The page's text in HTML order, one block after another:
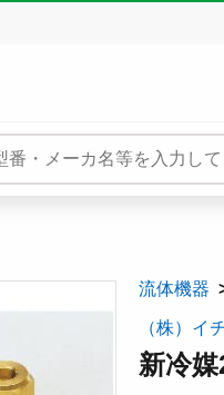
流体機器
（株）イ
新冷